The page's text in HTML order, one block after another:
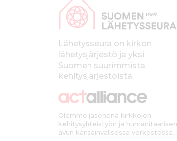
Lähetysseura on kirkon
lähetysjärjestö ja yksi
Suomen suurimmista
kehitysjärjestöistä.
Olemme jäsenenä kirkkojen
kehitysyhteistyön ja humanitaarisen
avun kansainvälisessä verkostossa.